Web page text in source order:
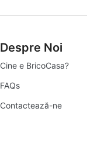
Despre Noi
Cine e BricoCasa?
FAQs
Contactează-ne